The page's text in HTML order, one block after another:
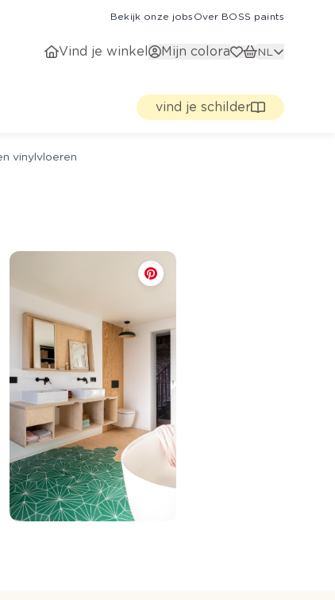
Bekijk onze jobs Over BOSS paints
Vind je winkel Mijn colora NL
vind je schilder
vinylvloeren